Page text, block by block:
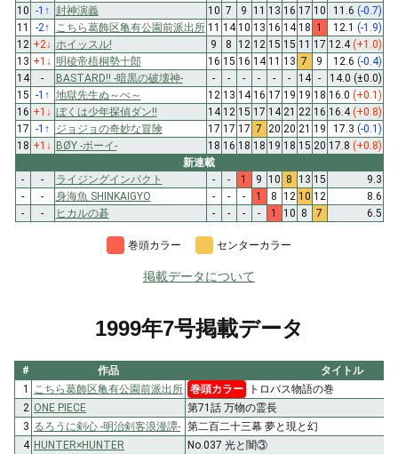
10 -1 ↑ 封神演義 10 7 9 11 13 16 17 10 11.6 (-0.7)
11
-2↑ こちら葛飾区亀有公園前派出所 11 14 10 13 16 14 18 1 12.1 (-1.9)
12 +2↓ ホイッスル! 9 8 12 12 15 15 11 17 12.4(+1.0)
13 +1 ↓ 明稜帝梧桐勢十郎 16 15 16 14 11 13 7 9 12.6 (-0.4)
14
- BASTARD!! -暗黒の破壊神- - - - - - - 14 - 14.0 (±0.0)
15 -1 ↑ 地獄先生ぬ～べ～ 12 13 14 16 17 19 19 18 16.0 (+0.1)
16 +1 ↓ ぼくは少年探偵ダン!! 14 12 15 17 14 21 22 16 16.4(+0.8)
17 -1 ↑ ジョジョの奇妙な冒険 17 17 17 7 20 20 21 19 17.3 (-0.1)
18 +1 ↓ BØY -ボーイ- 18 16 18 18 19 18 15 20 17.8 (+0.8)
新連載
-
- ライジングインパクト - - 1 9 10 8 13 15
9.3
-
- 身海魚 SHINKAIGYO - - - 1 8 12 10 12
8.6
-
- ヒカルの碁 - - - - 1 10 8 7 6.5
巻頭カラー センターカラー
掲載データについて
1999年7号掲載データ
# 作品
タイトル
1
こちら葛飾区亀有公園前派出所 巻頭カラー
トロバス物語の巻
2 ONE PIECE
第71話 万物の霊長
3 るろうに剣心 -明治剣客浪漫譚- 第二百二十三幕 夢と現と幻
4 HUNTER×HUNTER
No.037 光と闇③